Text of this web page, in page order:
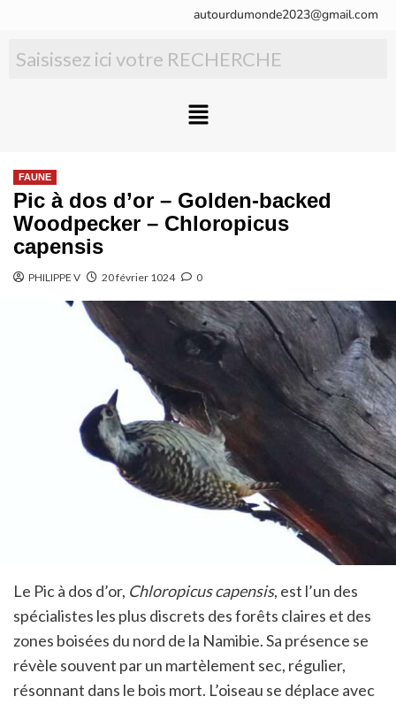
autourdumonde2023@gmail.com
FAUNE
Pic à dos d’or – Golden‑backed
Woodpecker – Chloropicus
capensis
PHILIPPE V 20 février 1024 0
Le Pic à dos d’or, Chloropicus capensis, est l’un des
spécialistes les plus discrets des forêts claires et des
zones boisées du nord de la Namibie. Sa présence se
révèle souvent par un martèlement sec, régulier,
résonnant dans le bois mort. L’oiseau se déplace avec